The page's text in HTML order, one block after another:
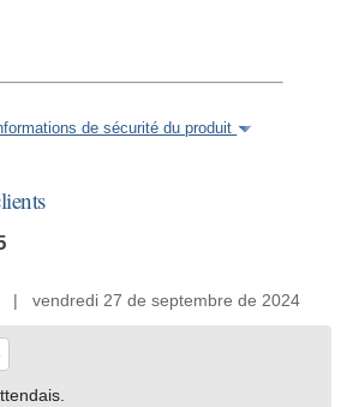
de sécurité du produit
vendredi 27 de septembre de 2024